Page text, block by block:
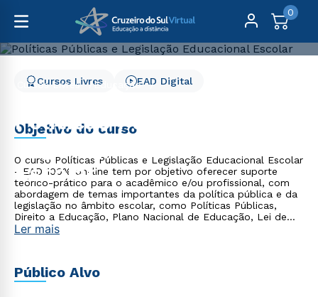
0
Cursos Livres
Educação
Políticas Públicas e
Legislação Educacional
Escolar
Cursos Livres EAD Digital
Objetivo do curso
O curso Políticas Públicas e Legislação Educacional Escolar
- EAD 100% on-line tem por objetivo oferecer suporte
teórico-prático para o acadêmico e/ou profissional, com
abordagem de temas importantes da política pública e da
legislação no âmbito escolar, como Políticas Públicas,
Direito a Educação, Plano Nacional de Educação, Lei de
Diretrizes e Bases da Educação Nacional, entre outros.
Ler mais
Público Alvo